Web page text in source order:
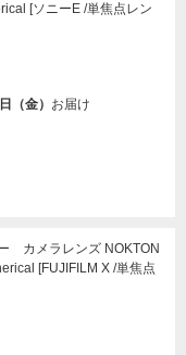
[ソニーE /単焦点レン
（金） お届け
カメラレンズ NOKTON
[FUJIFILM X /単焦点